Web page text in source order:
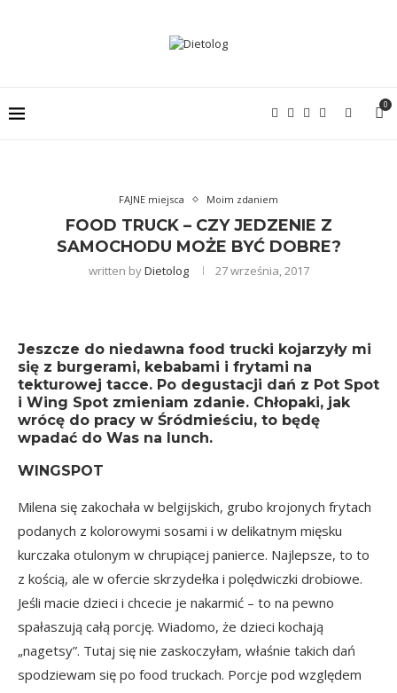
0
FAJNE miejsca Moim zdaniem
FOOD TRUCK – CZY JEDZENIE Z
SAMOCHODU MOŻE BYĆ DOBRE?
written byDietolog 27 września, 2017
Jeszcze do niedawna food trucki kojarzyły mi
się z burgerami, kebabami i frytami na
tekturowej tacce. Po degustacji dań z Pot Spot
i Wing Spot zmieniam zdanie. Chłopaki, jak
wrócę do pracy w Śródmieściu, to będę
wpadać do Was na lunch.
WINGSPOT
Milena się zakochała w belgijskich, grubo krojonych frytach
podanych z kolorowymi sosami i w delikatnym mięsku
kurczaka otulonym w chrupiącej panierce. Najlepsze, to to
z kością, ale w ofercie skrzydełka i polędwiczki drobiowe.
Jeśli macie dzieci i chcecie je nakarmić – to na pewno
spałaszują całą porcję. Wiadomo, że dzieci kochają
„nagetsy”. Tutaj się nie zaskoczyłam, właśnie takich dań
spodziewam się po food truckach. Porcje pod względem